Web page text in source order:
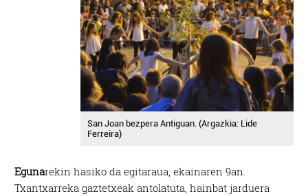
San Joan bezpera Antiguan. (Argazkia: Lide
Ferreira)
Egunarekin hasiko da egitaraua, ekainaren 9an.
Txantxarreka gaztetxeak antolatuta, hainbat jarduera